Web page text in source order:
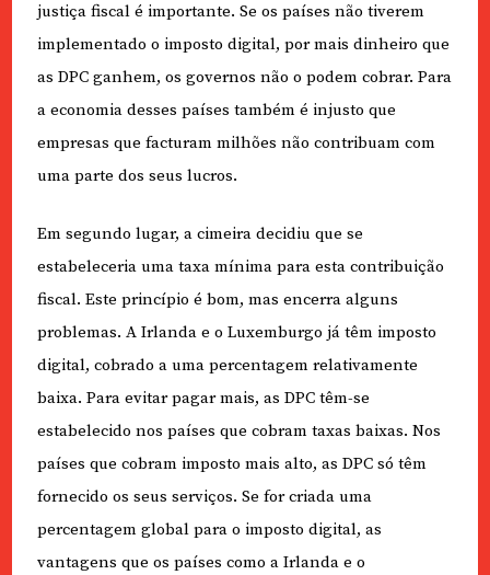
justiça fiscal é importante. Se os países não tiverem
implementado o imposto digital, por mais dinheiro que
as DPC ganhem, os governos não o podem cobrar. Para
a economia desses países também é injusto que
empresas que facturam milhões não contribuam com
uma parte dos seus lucros.
Em segundo lugar, a cimeira decidiu que se
estabeleceria uma taxa mínima para esta contribuição
fiscal. Este princípio é bom, mas encerra alguns
problemas. A Irlanda e o Luxemburgo já têm imposto
digital, cobrado a uma percentagem relativamente
baixa. Para evitar pagar mais, as DPC têm-se
estabelecido nos países que cobram taxas baixas. Nos
países que cobram imposto mais alto, as DPC só têm
fornecido os seus serviços. Se for criada uma
percentagem global para o imposto digital, as
vantagens que os países como a Irlanda e o